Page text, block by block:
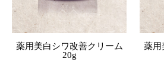
薬用美白シワ改善クリーム
20g
薬用